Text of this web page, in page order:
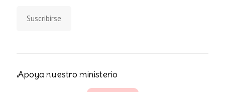
Suscribirse
Apoya nuestro ministerio